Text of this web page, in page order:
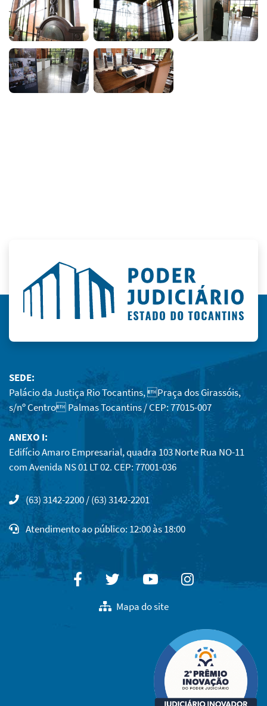
SEDE:
Palácio da Justiça Rio Tocantins, Praça dos Girassóis,
s/nº Centro Palmas Tocantins / CEP: 77015-007
ANEXO I:
Edifício Amaro Empresarial, quadra 103 Norte Rua NO-11
com Avenida NS 01 LT 02. CEP: 77001-036
(63) 3142-2200 / (63) 3142-2201
Atendimento ao público: 12:00 às 18:00
FacebookTwitterYoutubeInstagram
Mapa do site